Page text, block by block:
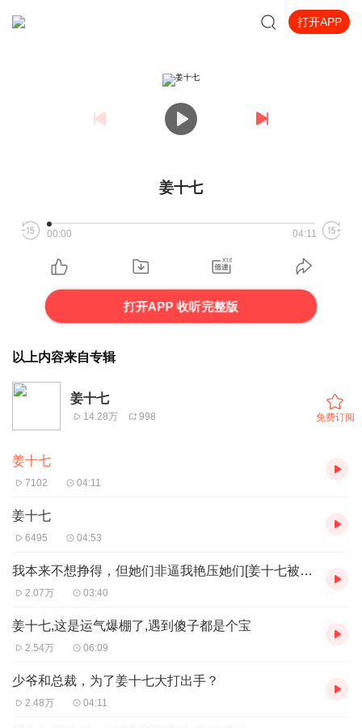
打开APP
姜十七
00:00 04:11
打开APP 收听完整版
以上内容来自专辑
姜十七
14.28万 998 免费订阅
姜十七
7102 04:11
姜十七
6495 04:53
我本来不想挣得，但她们非逼我艳压她们[姜十七被家人欺负]
2.07万 03:40
姜十七,这是运气爆棚了,遇到傻子都是个宝
2.54万 06:09
少爷和总裁，为了姜十七大打出手？
2.48万 04:11